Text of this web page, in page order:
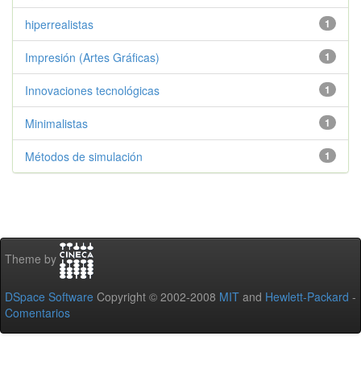
1
hiperrealistas
1
Impresión (Artes Gráficas)
1
Innovaciones tecnológicas
1
Minimalistas
1
Métodos de simulación
Theme by
DSpace Software Copyright © 2002-2008 MIT and Hewlett-Packard -
Comentarios